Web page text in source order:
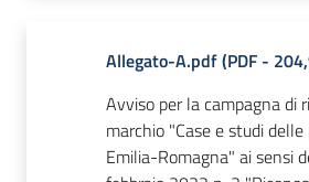
Allegato-A.pdf(PDF -
Avviso per la campagna di
marchio "Case e studi
Emilia-Romagna" ai sensi